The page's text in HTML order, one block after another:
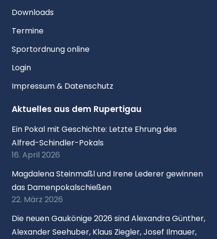
Downloads
Termine
Sportordnung online
Login
Impressum & Datenschutz
Aktuelles aus dem Rupertigau
Ein Pokal mit Geschichte: Letzte Ehrung des
Alfred-Schindler-Pokals
16. April 2026
Magdalena Steinmaßl und Irene Lederer gewinnen
das Damenpokalschießen
22. März 2026
Die neuen Gaukönige 2026 sind Alexandra Günther,
Alexander Seehuber, Klaus Ziegler, Josef Ilmauer,